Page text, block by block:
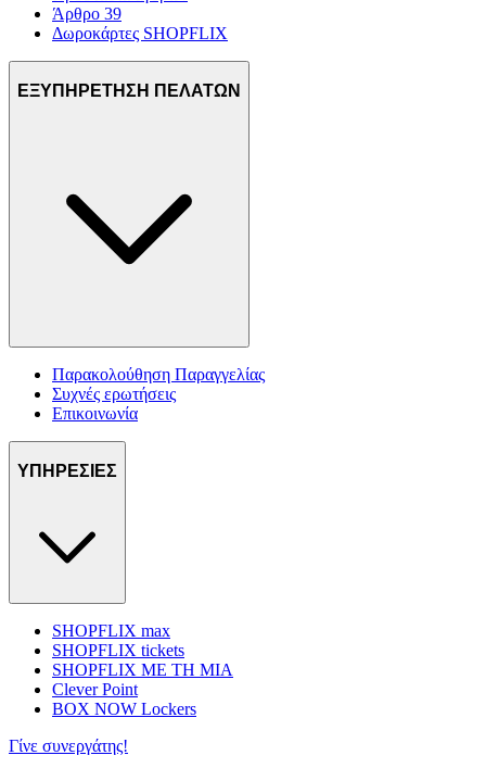
Άρθρο 39
Δωροκάρτες SHOPFLIX
ΕΞΥΠΗΡΕΤΗΣΗ ΠΕΛΑΤΩΝ
Παρακολούθηση Παραγγελίας
Συχνές ερωτήσεις
Επικοινωνία
ΥΠΗΡΕΣΙΕΣ
SHOPFLIX max
SHOPFLIX tickets
SHOPFLIX ΜΕ ΤΗ ΜΙΑ
Clever Point
BOX NOW Lockers
Γίνε συνεργάτης!